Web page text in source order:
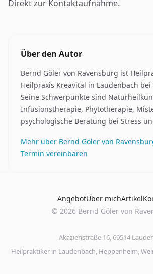
Direkt zur Kontaktaufnahme.
Über den Autor
Bernd Göler von Ravensburg ist
Heilpraxis Kreavital in Laudenbach
Seine Schwerpunkte sind
Infusionstherapie, Phytotherapie,
psychologische Beratung bei Stress
Mehr über Bernd Göler von
Termin vereinbaren
AngebotÜber michArtikel
© 2026 Bernd Göler von
Akazienstraße 16, 69514
Heilpraktiker in Laudenbach, Heppenheim,